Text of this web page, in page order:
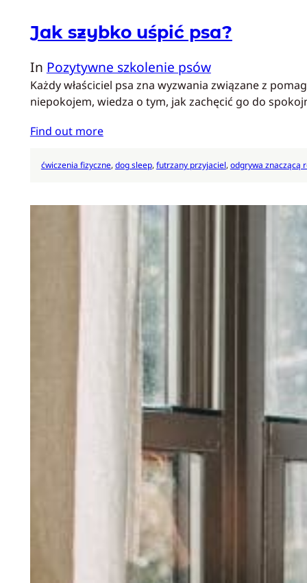
Jak szybko uśpić psa?
In Pozytywne szkolenie psów
Każdy właściciel psa zna wyzwania związane z
niepokojem, wiedza o tym, jak zachęcić go do
Find out more
ćwiczenia fizyczne, dog sleep, futrzany przyjaciel, odgrywa znaczącą